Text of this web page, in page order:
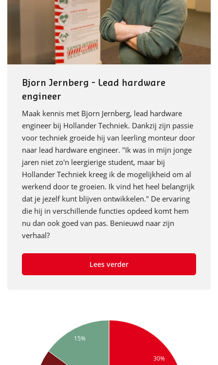
Bjorn Jernberg - Lead hardware
engineer
Maak kennis met Bjorn Jernberg, lead hardware
engineer bij Hollander Techniek. Dankzij zijn passie
voor techniek groeide hij van leerling monteur door
naar lead hardware engineer. "Ik was in mijn jonge
jaren niet zo'n leergierige student, maar bij
Hollander Techniek kreeg ik de mogelijkheid om al
werkend door te groeien. Ik vind het heel belangrijk
dat je jezelf kunt blijven ontwikkelen." De ervaring
die hij in verschillende functies opdeed komt hem
nu dan ook goed van pas. Benieuwd naar zijn
verhaal?
Lees verder
30%
15%